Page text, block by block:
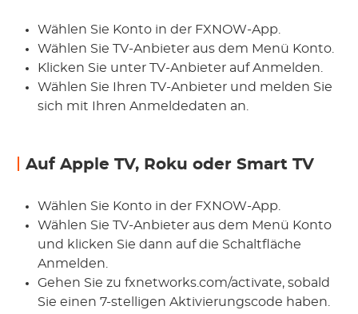
Wählen Sie Konto in der FXNOW-App.
Wählen Sie TV-Anbieter aus dem Menü Konto.
Klicken Sie unter TV-Anbieter auf Anmelden.
Wählen Sie Ihren TV-Anbieter und melden Sie
sich mit Ihren Anmeldedaten an.
Auf Apple TV, Roku oder Smart TV
Wählen Sie Konto in der FXNOW-App.
Wählen Sie TV-Anbieter aus dem Menü Konto
und klicken Sie dann auf die Schaltfläche
Anmelden.
Gehen Sie zu fxnetworks.com/activate, sobald
Sie einen 7-stelligen Aktivierungscode haben.